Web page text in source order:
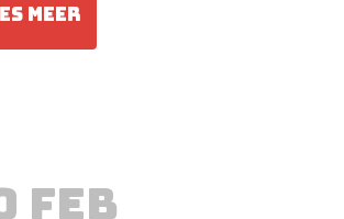
MEER
FEB